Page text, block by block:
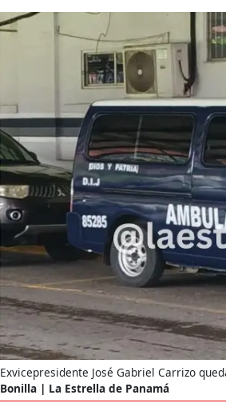
Exvicepresidente José Gabriel Carrizo
Bonilla | La Estrella de Panamá